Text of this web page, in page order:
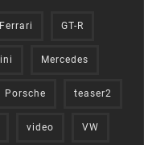
Ferrari GT-R
Mercedes
Porsche teaser2
video VW